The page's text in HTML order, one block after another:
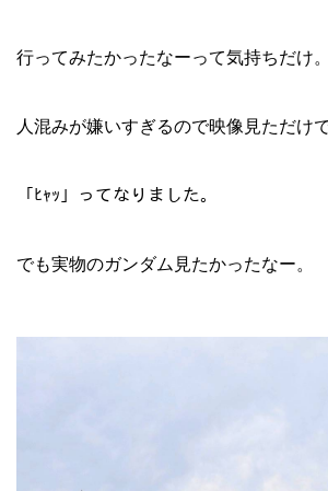
行ってみたかったなーって気持ちだけ。
人混みが嫌いすぎるので映像見ただけ
「ﾋｬｯ」ってなりました。
でも実物のガンダム見たかったなー。